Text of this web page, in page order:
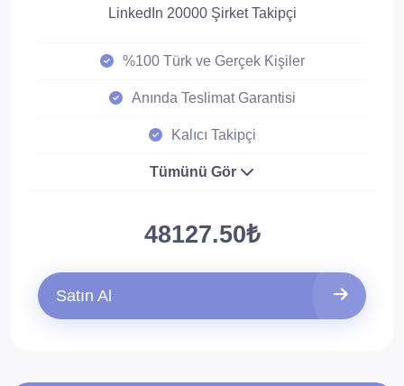
LinkedIn 20000 Şirket Takipçi
%100 Türk ve Gerçek Kişiler
Anında Teslimat Garantisi
Kalıcı Takipçi
Tümünü Gör
48127.50₺
Satın Al